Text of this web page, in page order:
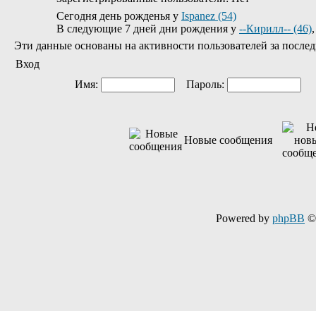
Сегодня день рожденья у Ispanez (54)
В следующие 7 дней дни рождения у --Кирилл-- (46)
Эти данные основаны на активности пользователей за
Вход
Имя:
Пароль:
Новые сообщения
Powered by phpBB ©